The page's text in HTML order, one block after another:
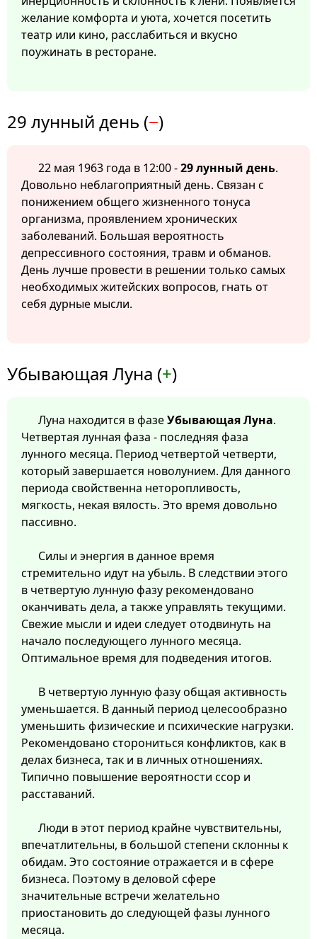
желание комфорта и уюта, хочется посетить
театр или кино, расслабиться и вкусно
поужинать в ресторане.
29 лунный день (−)
22 мая 1963 года в 12:00 -29 лунный день.
Довольно неблагоприятный день. Связан с
понижением общего жизненного тонуса
организма, проявлением хронических
заболеваний. Большая вероятность
депрессивного состояния, травм и обманов.
День лучше провести в решении только самых
необходимых житейских вопросов, гнать от
себя дурные мысли.
Убывающая Луна (+)
Луна находится в фазеУбывающая Луна.
Четвертая лунная фаза - последняя фаза
лунного месяца. Период четвертой четверти,
который завершается новолунием. Для данного
периода свойственна неторопливость,
мягкость, некая вялость. Это время довольно
пассивно.
Силы и энергия в данное время
стремительно идут на убыль. В следствии этого
в четвертую лунную фазу рекомендовано
оканчивать дела, а также управлять текущими.
Свежие мысли и идеи следует отодвинуть на
начало последующего лунного месяца.
Оптимальное время для подведения итогов.
В четвертую лунную фазу общая активность
уменьшается. В данный период целесообразно
уменьшить физические и психические нагрузки.
Рекомендовано сторониться конфликтов, как в
делах бизнеса, так и в личных отношениях.
Типично повышение вероятности ссор и
расставаний.
Люди в этот период крайне чувствительны,
впечатлительны, в большой степени склонны к
обидам. Это состояние отражается и в сфере
бизнеса. Поэтому в деловой сфере
значительные встречи желательно
приостановить до следующей фазы лунного
месяца.